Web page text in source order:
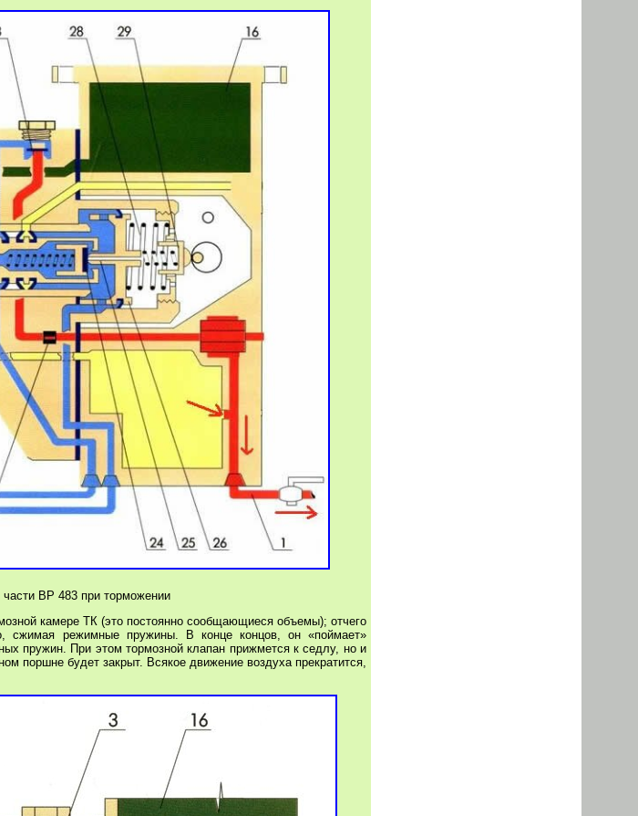
части ВР 483 при торможении
камере ТК (это постоянно сообщающиеся объемы); отчего
сжимая режимные пружины. В конце концов, он «поймает»
пружин. При этом тормозной клапан прижмется к седлу, но и
поршне будет закрыт. Всякое движение воздуха прекратится,